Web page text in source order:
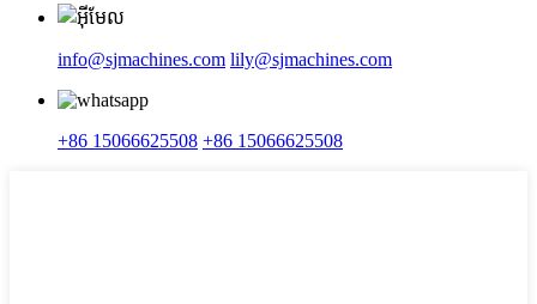
info@sjmachines.com lily@sjmachines.com
+86 15066625508 +86 15066625508